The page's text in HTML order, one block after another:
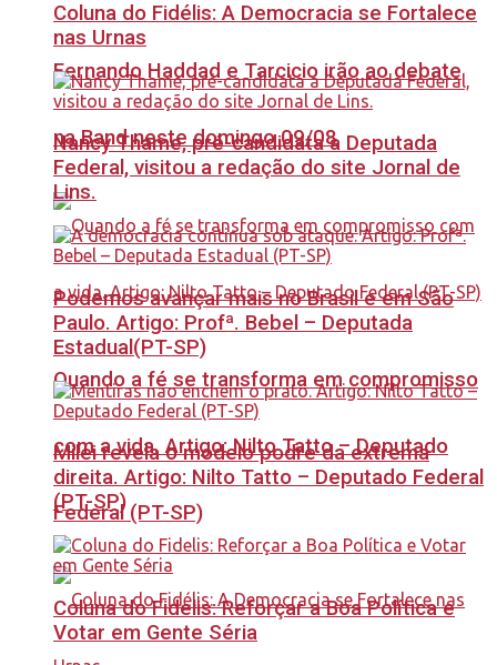
Fernando Haddad e Tarcicio irão ao debate
na Band neste domingo 09/08
Quando a fé se transforma em compromisso
com a vida. Artigo: Nilto Tatto – Deputado
Federal (PT-SP)
Coluna do Fidélis: A Democracia se Fortalece
nas Urnas
Nancy Thame, pré-candidata a Deputada
Federal, visitou a redação do site Jornal de
Lins.
Podemos avançar mais no Brasil e em São
Paulo. Artigo: Profª. Bebel – Deputada
Estadual(PT-SP)
Milei revela o modelo podre da extrema
direita. Artigo: Nilto Tatto – Deputado Federal
(PT-SP)
Coluna do Fidelis: Reforçar a Boa Política e
Votar em Gente Séria